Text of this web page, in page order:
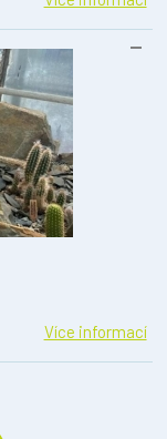
Více informací